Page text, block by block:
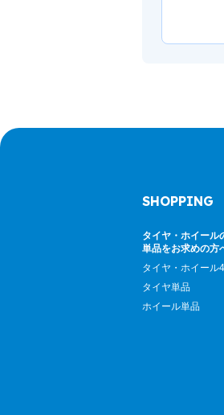
SHOPPING
タイヤ・ホイール
単品をお求めの方
タイヤ・ホイール
タイヤ単品
ホイール単品